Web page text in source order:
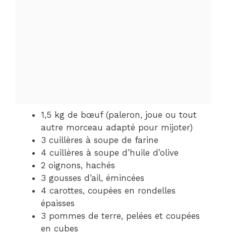
1,5 kg de bœuf (paleron, joue ou tout
autre morceau adapté pour mijoter)
3 cuillères à soupe de farine
4 cuillères à soupe d’huile d’olive
2 oignons, hachés
3 gousses d’ail, émincées
4 carottes, coupées en rondelles
épaisses
3 pommes de terre, pelées et coupées
en cubes